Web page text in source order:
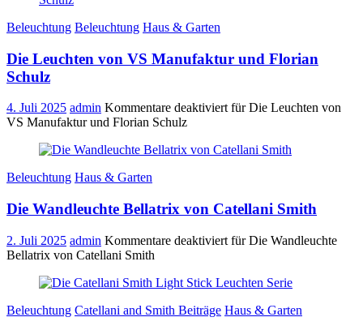
Beleuchtung Beleuchtung Haus & Garten
Die Leuchten von VS Manufaktur und Florian
Schulz
4. Juli 2025 admin Kommentare deaktiviertfür Die Leuchten von
VS Manufaktur und Florian Schulz
Beleuchtung Haus & Garten
Die Wandleuchte Bellatrix von Catellani Smith
2. Juli 2025 admin Kommentare deaktiviert für Die Wandleuchte
Bellatrix von Catellani Smith
Beleuchtung Catellani and Smith Beiträge Haus & Garten